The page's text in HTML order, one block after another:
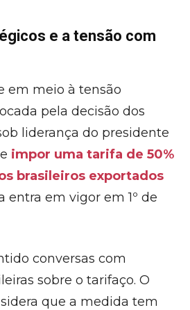
e a tensão com
em meio à tensão
pela decisão dos
liderança do presidente
impor uma tarifa de 50%
brasileiros exportados
entra em vigor em 1º de
conversas com
sobre o tarifaço. O
que a medida tem